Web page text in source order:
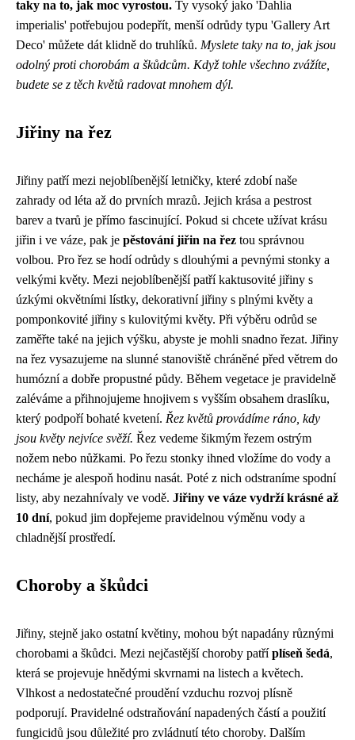
taky na to, jak moc vyrostou. Ty vysoký jako 'Dahlia
imperialis' potřebujou podepřít, menší odrůdy typu 'Gallery Art
Deco' můžete dát klidně do truhlíků. Myslete taky na to, jak jsou
odolný proti chorobám a škůdcům. Když tohle všechno zvážíte,
budete se z těch květů radovat mnohem dýl.
Jiřiny na řez
Jiřiny patří mezi nejoblíbenější letničky, které zdobí naše
zahrady od léta až do prvních mrazů. Jejich krása a pestrost
barev a tvarů je přímo fascinující. Pokud si chcete užívat krásu
jiřin i ve váze, pak je pěstování jiřin na řez tou správnou
volbou. Pro řez se hodí odrůdy s dlouhými a pevnými stonky a
velkými květy. Mezi nejoblíbenější patří kaktusovité jiřiny s
úzkými okvětními lístky, dekorativní jiřiny s plnými květy a
pomponkovité jiřiny s kulovitými květy. Při výběru odrůd se
zaměřte také na jejich výšku, abyste je mohli snadno řezat. Jiřiny
na řez vysazujeme na slunné stanoviště chráněné před větrem do
humózní a dobře propustné půdy. Během vegetace je pravidelně
zaléváme a přihnojujeme hnojivem s vyšším obsahem draslíku,
který podpoří bohaté kvetení. Řez květů provádíme ráno, kdy
jsou květy nejvíce svěží. Řez vedeme šikmým řezem ostrým
nožem nebo nůžkami. Po řezu stonky ihned vložíme do vody a
necháme je alespoň hodinu nasát. Poté z nich odstraníme spodní
listy, aby nezahnívaly ve vodě. Jiřiny ve váze vydrží krásné až
10 dní, pokud jim dopřejeme pravidelnou výměnu vody a
chladnější prostředí.
Choroby a škůdci
Jiřiny, stejně jako ostatní květiny, mohou být napadány různými
chorobami a škůdci. Mezi nejčastější choroby patříplíseň šedá,
která se projevuje hnědými skvrnami na listech a květech.
Vlhkost a nedostatečné proudění vzduchu rozvoj plísně
podporují. Pravidelné odstraňování napadených částí a použití
fungicidů jsou důležité pro zvládnutí této choroby. Dalším